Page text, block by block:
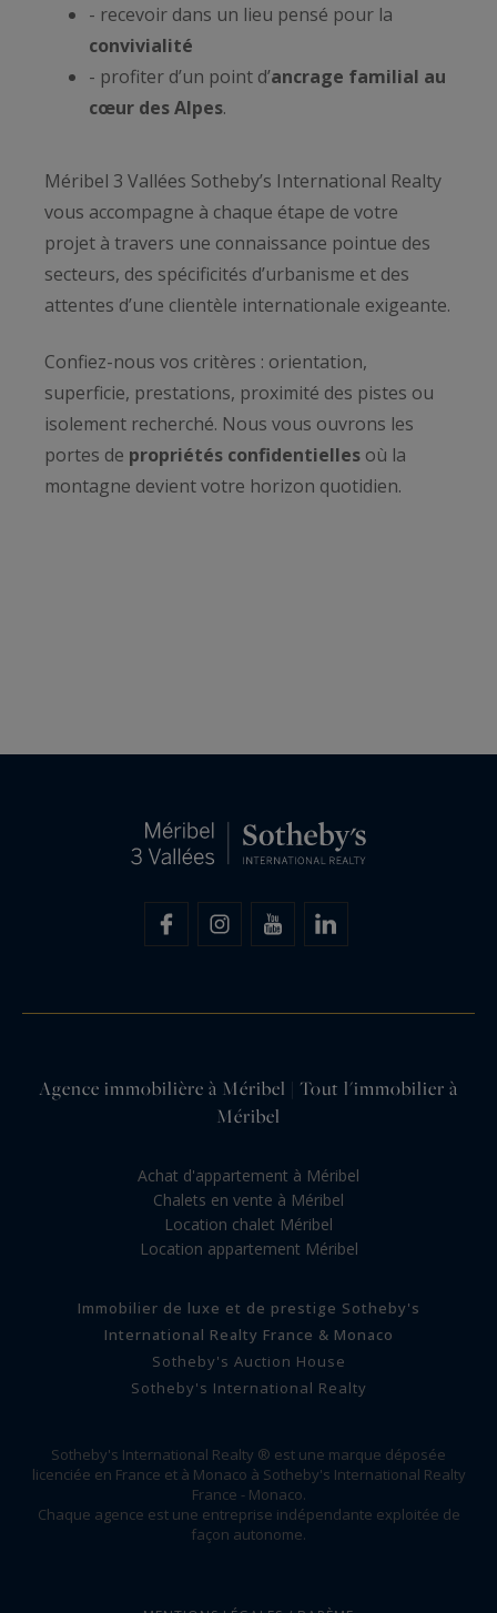
- recevoir dans un lieu pensé pour la
convivialité
- profiter d’un point d’ancrage familial au
cœur des Alpes.
Méribel 3 Vallées Sotheby’s International Realty
vous accompagne à chaque étape de votre
projet à travers une connaissance pointue des
secteurs, des spécificités d’urbanisme et des
attentes d’une clientèle internationale exigeante.
Confiez-nous vos critères : orientation,
superficie, prestations, proximité des pistes ou
isolement recherché. Nous vous ouvrons les
portes de propriétés confidentielles où la
montagne devient votre horizon quotidien.
Agence immobilière à Méribel | Tout l'immobilier à
Méribel
Achat d'appartement à Méribel
Chalets en vente à Méribel
Location chalet Méribel
Location appartement Méribel
Immobilier de luxe et de prestige Sotheby's
International Realty France & Monaco
Sotheby's Auction House
Sotheby's International Realty
Sotheby's International Realty ® est une marque déposée
licenciée en France et à Monaco à Sotheby's International Realty
France - Monaco.
Chaque agence est une entreprise indépendante exploitée de
façon autonome.